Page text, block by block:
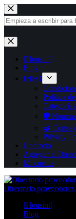
Saltar
al
contenido
Sin
resultados
[Housint]
Blog
INFO
Política
Categorías
🛡️ Normas
🧩
Privacy
Contacto
Agregar al
Mi cuenta
Directorio
[Housint]
Blog